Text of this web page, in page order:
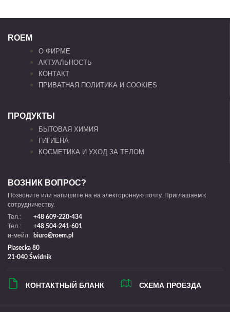
ROEM
О ФИРМЕ
АКТУАЛЬНОСТЬ
КОНТАКТ
ПРИВАТНАЯ ПОЛИТИКА И COOKIES
ПРОДУКТЫ
БЫТОВАЯ ХИМИЯ
ГИГИЕНА
КОСМЕТИКА И УХОД ЗА ТЕЛОМ
ВОЗНИК ВОПРОС?
Позвоните или напишите на на электоронную почту. Приглашаем к
сотрудничеству.
Тел.:
+48 609-220-434
Тел.: +48 504-241-601
и-мейл:
biuro@roem.pl
Piasecka 80
21-040 Świdnik
КОНТАКТНЫЙ БЛАНК СХЕМА ПРОЕЗДА